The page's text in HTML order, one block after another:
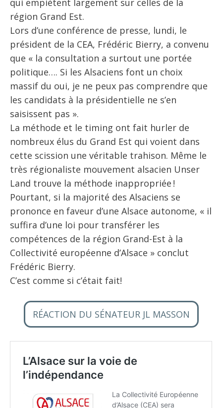
qui empiètent largement sur celles de la
région Grand Est.
Lors d’une conférence de presse, lundi, le
président de la CEA, Frédéric Bierry, a convenu
que « la consultation a surtout une portée
politique…. Si les Alsaciens font un choix
massif du oui, je ne peux pas comprendre que
les candidats à la présidentielle ne s’en
saisissent pas ».
La méthode et le timing ont fait hurler de
nombreux élus du Grand Est qui voient dans
cette scission une véritable trahison. Même le
très régionaliste mouvement alsacien Unser
Land trouve la méthode inappropriée !
Pourtant, si la majorité des Alsaciens se
prononce en faveur d’une Alsace autonome, « il
suffira d’une loi pour transférer les
compétences de la région Grand-Est à la
Collectivité européenne d’Alsace » conclut
Frédéric Bierry.
C’est comme si c’était fait!
RÉACTION DU SÉNATEUR JL MASSON